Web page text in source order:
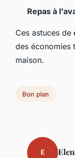
Repas à
Ces astuces de
des économies
maison.
Bon plan
E